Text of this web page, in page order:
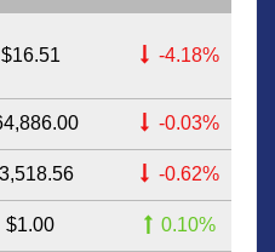
$16.51 -4.18%
-0.03%
-0.62%
$1.00 0.10%